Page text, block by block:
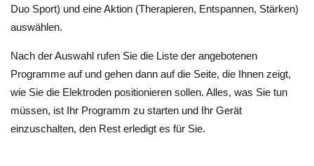
Duo Sport) und eine Aktion (Therapieren, Entspannen, Stärken)
auswählen.
Nach der Auswahl rufen Sie die Liste der angebotenen
Programme auf und gehen dann auf die Seite, die Ihnen zeigt,
wie Sie die Elektroden positionieren sollen. Alles, was Sie tun
müssen, ist Ihr Programm zu starten und Ihr Gerät
einzuschalten, den Rest erledigt es für Sie.